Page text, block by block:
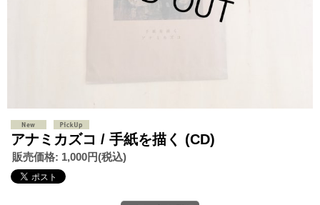
アナミカズコ / 手紙を描く (CD)
販売価格: 1,000円(税込)